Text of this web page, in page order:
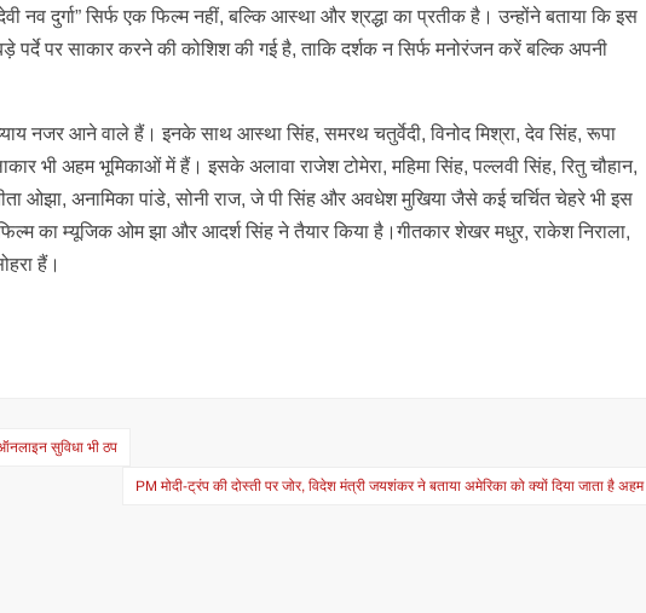
नव दुर्गा” सिर्फ एक फिल्म नहीं, बल्कि आस्था और श्रद्धा का प्रतीक है। उन्होंने बताया कि इस
पर्दे पर साकार करने की कोशिश की गई है, ताकि दर्शक न सिर्फ मनोरंजन करें बल्कि अपनी
नजर आने वाले हैं। इनके साथ आस्था सिंह, समरथ चतुर्वेदी, विनोद मिश्रा, देव सिंह, रूपा
भी अहम भूमिकाओं में हैं। इसके अलावा राजेश टोमेरा, महिमा सिंह, पल्लवी सिंह, रितु चौहान,
ओझा, अनामिका पांडे, सोनी राज, जे पी सिंह और अवधेश मुखिया जैसे कई चर्चित चेहरे भी इस
का म्यूजिक ओम झा और आदर्श सिंह ने तैयार किया है।गीतकार शेखर मधुर, राकेश निराला,
हैं।
सुविधा भी ठप
PM मोदी-ट्रंप की दोस्ती पर जोर, विदेश मंत्री जयशंकर ने बताया अमेरिका को क्यों दिया जाता है अहम